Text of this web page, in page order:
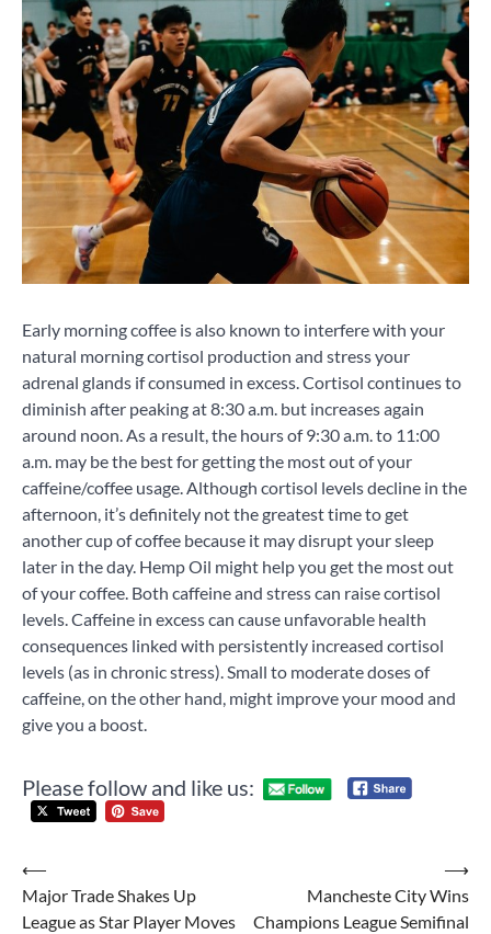
Early morning coffee is also known to interfere with your
natural morning cortisol production and stress your
adrenal glands if consumed in excess. Cortisol continues to
diminish after peaking at 8:30 a.m. but increases again
around noon. As a result, the hours of 9:30 a.m. to 11:00
a.m. may be the best for getting the most out of your
caffeine/coffee usage. Although cortisol levels decline in the
afternoon, it’s definitely not the greatest time to get
another cup of coffee because it may disrupt your sleep
later in the day. Hemp Oil might help you get the most out
of your coffee. Both caffeine and stress can raise cortisol
levels. Caffeine in excess can cause unfavorable health
consequences linked with persistently increased cortisol
levels (as in chronic stress). Small to moderate doses of
caffeine, on the other hand, might improve your mood and
give you a boost.
Please follow and like us:
Post
navigation
⟵
Major Trade Shakes Up
League as Star Player Moves
Mancheste City Wins
Champions League Semifinal
⟶